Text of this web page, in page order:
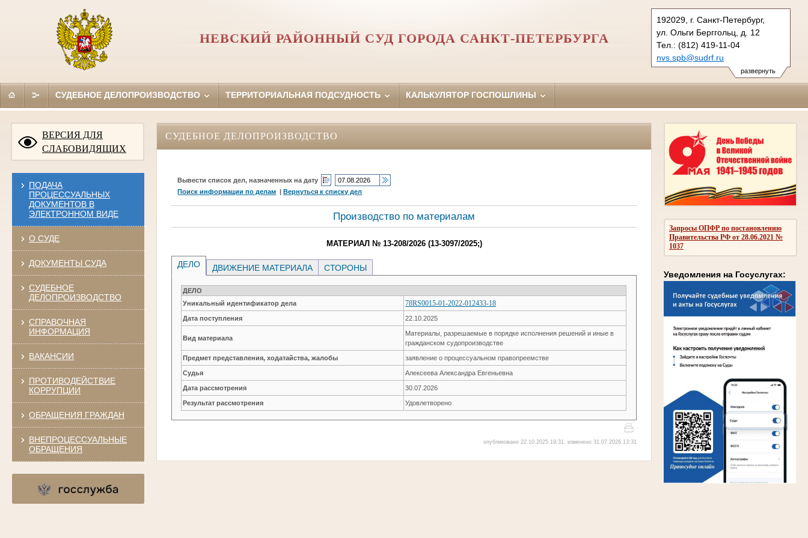
развернуть
192029, г. Санкт-Петербург,
ул. Ольги Берггольц, д. 12
Тел.: (812) 419-11-04
nvs.spb@sudrf.ru
НЕВСКИЙ РАЙОННЫЙ СУД ГОРОДА САНКТ-ПЕТЕРБУРГА
СУДЕБНОЕ ДЕЛОПРОИЗВОДСТВО ТЕРРИТОРИАЛЬНАЯ ПОДСУДНОСТЬ КАЛЬКУЛЯТОР ГОСПОШЛИНЫ
ВЕРСИЯ ДЛЯ
СЛАБОВИДЯЩИХ
ПОДАЧА
ПРОЦЕССУАЛЬНЫХ
ДОКУМЕНТОВ В
ЭЛЕКТРОННОМ ВИДЕ
О СУДЕ
ДОКУМЕНТЫ СУДА
СУДЕБНОЕ
ДЕЛОПРОИЗВОДСТВО
СПРАВОЧНАЯ
ИНФОРМАЦИЯ
ВАКАНСИИ
ПРОТИВОДЕЙСТВИЕ
КОРРУПЦИИ
ОБРАЩЕНИЯ ГРАЖДАН
ВНЕПРОЦЕССУАЛЬНЫЕ
ОБРАЩЕНИЯ
Запросы ОПФР по постановлению
Правительства РФ от 28.06.2021 №
1037
Уведомления на Госуслугах:
СУДЕБНОЕ ДЕЛОПРОИЗВОДСТВО
Вывести список дел, назначенных на дату
Поиск информации по делам |Вернуться к списку дел
Производство по материалам
МАТЕРИАЛ № 13-208/2026 (13-3097/2025;)
ДЕЛО ДВИЖЕНИЕ МАТЕРИАЛА СТОРОНЫ
ДЕЛО
Уникальный идентификатор дела
78RS0015-01-2022-012433-18
Дата поступления 22.10.2025
Вид материала
Материалы, разрешаемые в порядке исполнения решений и иные в
гражданском судопроизводстве
Предмет представления, ходатайства, жалобы заявление о процессуальном правопреемстве
Судья Алексеева Александра Евгеньевна
Дата рассмотрения 30.07.2026
Результат рассмотрения Удовлетворено
опубликовано 22.10.2025 19:31, изменено 31.07.2026 13:31